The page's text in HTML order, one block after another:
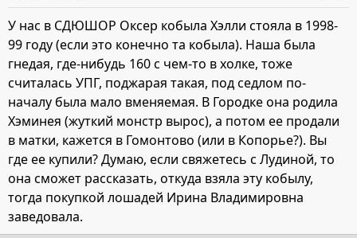
У нас в СДЮШОР Оксер кобыла Хэлли стояла в 1998-
99 году (если это конечно та кобыла). Наша была
гнедая, где-нибудь 160 с чем-то в холке, тоже
считалась УПГ, поджарая такая, под седлом по-
началу была мало вменяемая. В Городке она родила
Хэминея (жуткий монстр вырос), а потом ее продали
в матки, кажется в Гомонтово (или в Копорье?). Вы
где ее купили? Думаю, если свяжетесь с Лудиной, то
она сможет рассказать, откуда взяла эту кобылу,
тогда покупкой лошадей Ирина Владимировна
заведовала.